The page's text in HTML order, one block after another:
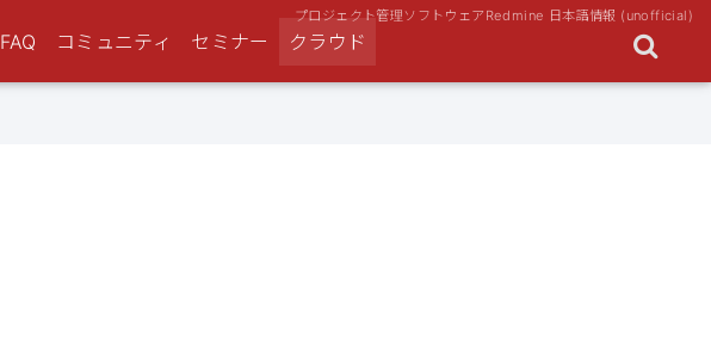
FAQ コミュニティ セミナー クラウド
プロジェクト管理ソフトウェアRedmine 日本語情報 (unofficial)